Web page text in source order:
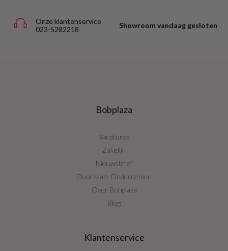
Onze klantenservice
023-5282218
Showroom vandaag gesloten
Bobplaza
Vacatures
Zakelijk
Nieuwsbrief
Duurzaam Ondernemen
Over Bobplaza
Blog
Klantenservice